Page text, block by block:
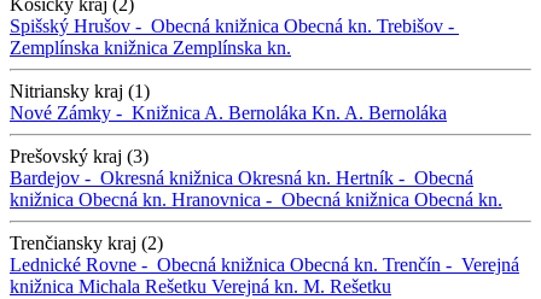
Košický kraj (2)
Spišský Hrušov - Obecná knižnica Obecná kn. Trebišov -
Zemplínska knižnica Zemplínska kn.
Nitriansky kraj (1)
Nové Zámky - Knižnica A. Bernoláka Kn. A. Bernoláka
Prešovský kraj (3)
Bardejov - Okresná knižnica Okresná kn. Hertník - Obecná
knižnica Obecná kn. Hranovnica - Obecná knižnica Obecná kn.
Trenčiansky kraj (2)
Lednické Rovne - Obecná knižnica Obecná kn. Trenčín - Verejná
knižnica Michala Rešetku Verejná kn. M. Rešetku